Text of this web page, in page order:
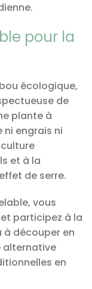
pour la
écologique,
de
plante à
engrais ni
et à la
de serre.
vous
participez à la
découper en
alternative
en